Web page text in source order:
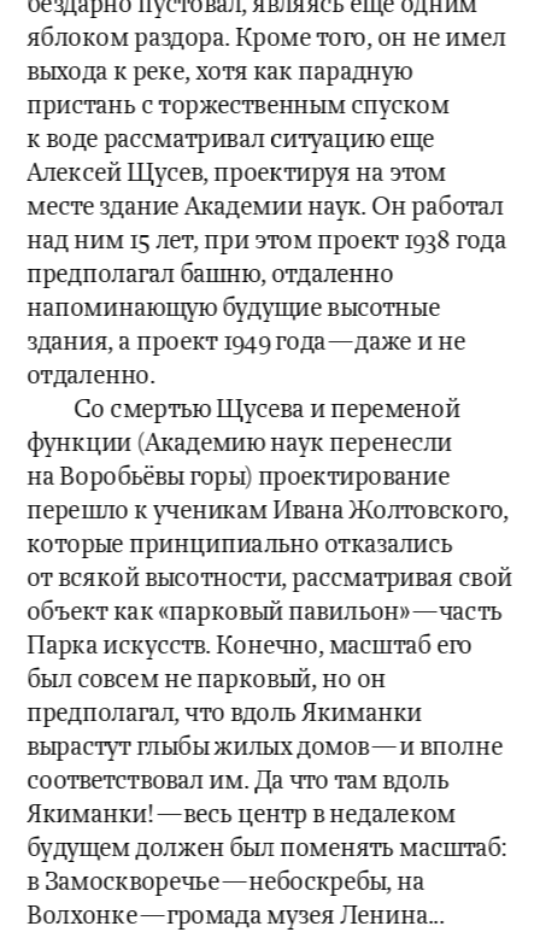
бездарно пустовал, являясь еще одним
яблоком раздора. Кроме того, он не имел
выхода к реке, хотя как парадную
пристань с торжественным спуском
к воде рассматривал ситуацию еще
Алексей Щусев, проектируя на этом
месте здание Академии наук. Он работал
над ним 15 лет, при этом проект 1938 года
предполагал башню, отдаленно
напоминающую будущие высотные
здания, а проект 1949 года—даже и не
отдаленно.
Со смертью Щусева и переменой
функции (Академию наук перенесли
на Воробьёвы горы) проектирование
перешло к ученикам Ивана Жолтовского,
которые принципиально отказались
от всякой высотности, рассматривая свой
объект как «парковый павильон»—часть
Парка искусств. Конечно, масштаб его
был совсем не парковый, но он
предполагал, что вдоль Якиманки
вырастут глыбы жилых домов—и вполне
соответствовал им. Да что там вдоль
Якиманки!—весь центр в недалеком
будущем должен был поменять масштаб:
в Замоскворечье—небоскребы, на
Волхонке—громада музея Ленина...